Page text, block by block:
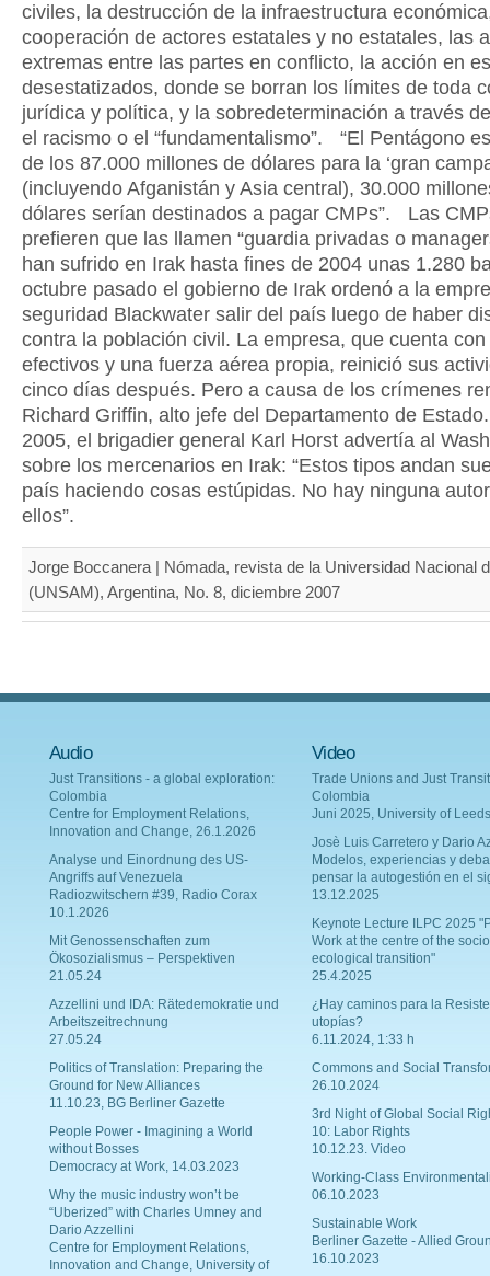
civiles, la destrucción de la infraestructura
cooperación de actores estatales y no estatales, las
extremas entre las partes en conflicto, la acción en
desestatizados, donde se borran los límites de toda
jurídica y política, y la sobredeterminación a través
el racismo o el “fundamentalismo”. “El Pentágono
de los 87.000 millones de dólares para la ‘gran
(incluyendo Afganistán y Asia central), 30.000
dólares serían destinados a pagar CMPs”. Las
prefieren que las llamen “guardia privadas o
han sufrido en Irak hasta fines de 2004 unas 1.280
octubre pasado el gobierno de Irak ordenó a la
seguridad Blackwater salir del país luego de haber
contra la población civil. La empresa, que cuenta
efectivos y una fuerza aérea propia, reinició sus
cinco días después. Pero a causa de los crímenes
Richard Griffin, alto jefe del Departamento de
2005, el brigadier general Karl Horst advertía al
sobre los mercenarios en Irak: “Estos tipos andan
país haciendo cosas estúpidas. No hay ninguna
ellos”.
Jorge Boccanera | Nómada, revista de la Universidad Nacional
(UNSAM), Argentina, No. 8, diciembre 2007
Audio
Just Transitions - a global exploration:
Colombia
Centre for Employment Relations,
Innovation and Change, 26.1.2026
Analyse und Einordnung des US-
Angriffs auf Venezuela
Radiozwitschern #39, Radio Corax
10.1.2026
Mit Genossenschaften zum
Ökosozialismus – Perspektiven
21.05.24
Azzellini und IDA: Rätedemokratie und
Arbeitszeitrechnung
27.05.24
Politics of Translation: Preparing the
Ground for New Alliances
11.10.23, BG Berliner Gazette
People Power - Imagining a World
without Bosses
Democracy at Work, 14.03.2023
Why the music industry won’t be
“Uberized” with Charles Umney and
Dario Azzellini
Centre for Employment Relations,
Innovation and Change, University of
Video
Trade Unions and Just
Colombia
Juni 2025, University of Leeds
Josè Luis Carretero y Dario
Modelos, experiencias y
pensar la autogestión en el
13.12.2025
Keynote Lecture ILPC 2025
Work at the centre of the
ecological transition"
25.4.2025
¿Hay caminos para la
utopías?
6.11.2024, 1:33 h
Commons and Social
26.10.2024
3rd Night of Global Social
10: Labor Rights
10.12.23. Video
Working-Class
06.10.2023
Sustainable Work
Berliner Gazette - Allied
16.10.2023